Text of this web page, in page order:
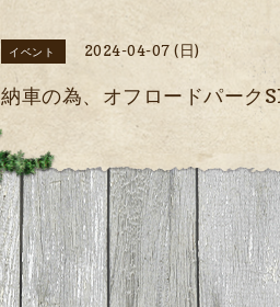
イベント 2024-04-07 (日)
納車の為、オフロードパーク